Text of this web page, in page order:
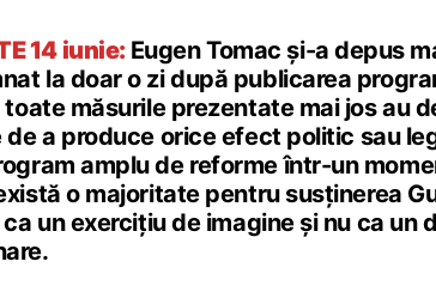
14 iunie: Eugen Tomac și-a depus
la doar o zi după publicarea
măsurile prezentate mai jos au
de a produce orice efect politic sau
amplu de reforme într-un
o majoritate pentru susținerea
un exercițiu de imagine și nu ca un